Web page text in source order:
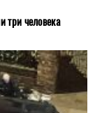
три человека